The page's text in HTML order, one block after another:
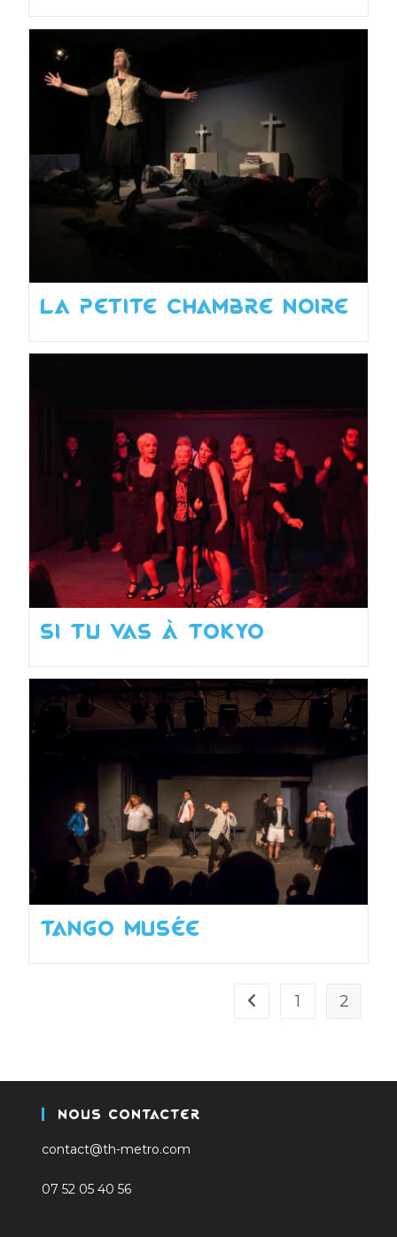
La petite chambre noire
Si tu vas à Tokyo
Tango Musée
Go to the previous
1 2
Nous Contacter
contact@th-metro.com
07 52 05 40 56